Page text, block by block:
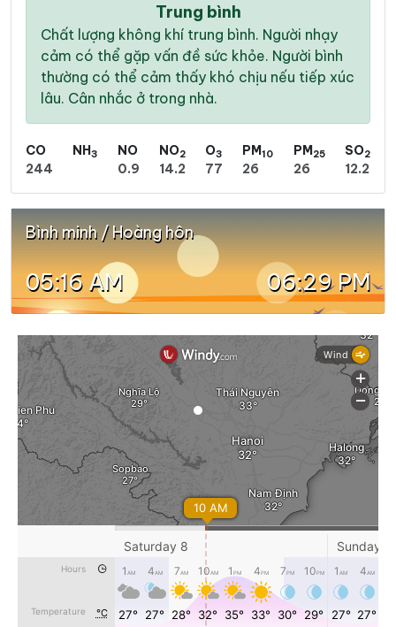
Trung bình
Chất lượng không khí trung bình. Người nhạy
cảm có thể gặp vấn đề sức khỏe. Người bình
thường có thể cảm thấy khó chịu nếu tiếp xúc
lâu. Cân nhắc ở trong nhà.
CO
244
NH3
NO
0.9
NO2
14.2
O3
77
PM10
26
PM25
26
SO2
12.2
Bình minh / Hoàng hôn
05:16 AM 06:29 PM